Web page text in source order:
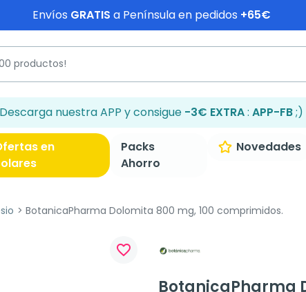
Envíos GRATIS a Península en pedidos +65€
Descarga nuestra APP y consigue -3€ EXTRA: APP-FB;)
en
Packs
Ahorro
Novedades
BotanicaPharma Dolomita 800 mg, 100 comprimidos.
favorite_border
BotanicaPharma